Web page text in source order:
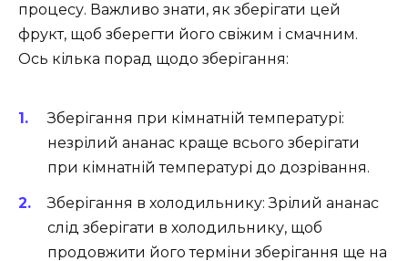
процесу. Важливо знати, як зберігати цей
фрукт, щоб зберегти його свіжим і смачним.
Ось кілька порад щодо зберігання:
Зберігання при кімнатній температурі:
незрілий ананас краще всього зберігати
при кімнатній температурі до дозрівання.
Зберігання в холодильнику: Зрілий ананас
слід зберігати в холодильнику, щоб
продовжити його терміни зберігання ще на